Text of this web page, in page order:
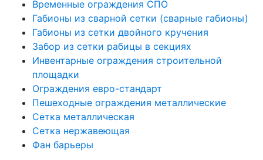
Временные ограждения СПО
Габионы из сварной сетки (сварные габионы)
Габионы из сетки двойного кручения
Забор из сетки рабицы в секциях
Инвентарные ограждения строительной
площадки
Ограждения евро-стандарт
Пешеходные ограждения металлические
Сетка металлическая
Сетка нержавеющая
Фан барьеры